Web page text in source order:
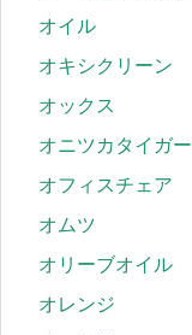
オイル
オキシクリーン
オックス
オニツカタイガー
オフィスチェア
オムツ
オリーブオイル
オレンジ